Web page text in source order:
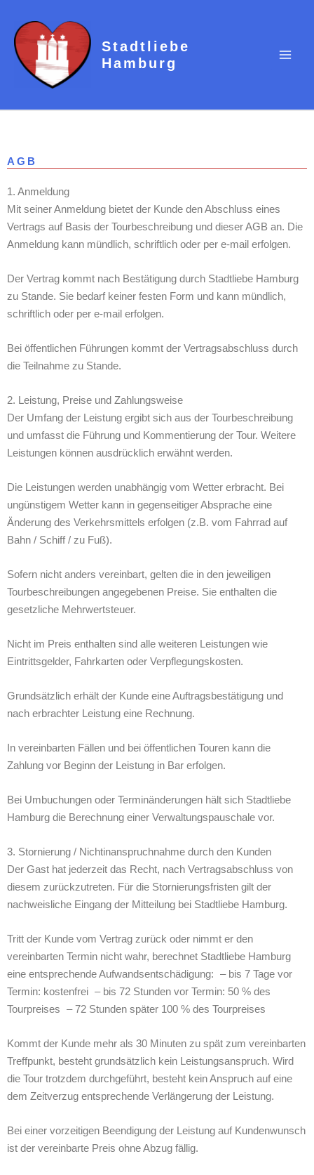
Inhalt
springen
Stadtliebe
Hamburg
AGB
1. Anmeldung
Mit seiner Anmeldung bietet der Kunde den Abschluss eines
Vertrags auf Basis der Tourbeschreibung und dieser AGB an. Die
Anmeldung kann mündlich, schriftlich oder per e-mail erfolgen.
Der Vertrag kommt nach Bestätigung durch Stadtliebe Hamburg
zu Stande. Sie bedarf keiner festen Form und kann mündlich,
schriftlich oder per e-mail erfolgen.
Bei öffentlichen Führungen kommt der Vertragsabschluss durch
die Teilnahme zu Stande.
2. Leistung, Preise und Zahlungsweise
Der Umfang der Leistung ergibt sich aus der Tourbeschreibung
und umfasst die Führung und Kommentierung der Tour. Weitere
Leistungen können ausdrücklich erwähnt werden.
Die Leistungen werden unabhängig vom Wetter erbracht. Bei
ungünstigem Wetter kann in gegenseitiger Absprache eine
Änderung des Verkehrsmittels erfolgen (z.B. vom Fahrrad auf
Bahn / Schiff / zu Fuß).
Sofern nicht anders vereinbart, gelten die in den jeweiligen
Tourbeschreibungen angegebenen Preise. Sie enthalten die
gesetzliche Mehrwertsteuer.
Nicht im Preis enthalten sind alle weiteren Leistungen wie
Eintrittsgelder, Fahrkarten oder Verpflegungskosten.
Grundsätzlich erhält der Kunde eine Auftragsbestätigung und
nach erbrachter Leistung eine Rechnung.
In vereinbarten Fällen und bei öffentlichen Touren kann die
Zahlung vor Beginn der Leistung in Bar erfolgen.
Bei Umbuchungen oder Terminänderungen hält sich Stadtliebe
Hamburg die Berechnung einer Verwaltungspauschale vor.
3. Stornierung / Nichtinanspruchnahme durch den Kunden
Der Gast hat jederzeit das Recht, nach Vertragsabschluss von
diesem zurückzutreten. Für die Stornierungsfristen gilt der
nachweisliche Eingang der Mitteilung bei Stadtliebe Hamburg.
Tritt der Kunde vom Vertrag zurück oder nimmt er den
vereinbarten Termin nicht wahr, berechnet Stadtliebe Hamburg
eine entsprechende Aufwandsentschädigung: – bis 7 Tage vor
Termin: kostenfrei – bis 72 Stunden vor Termin: 50 % des
Tourpreises – 72 Stunden später 100 % des Tourpreises
Kommt der Kunde mehr als 30 Minuten zu spät zum vereinbarten
Treffpunkt, besteht grundsätzlich kein Leistungsanspruch. Wird
die Tour trotzdem durchgeführt, besteht kein Anspruch auf eine
dem Zeitverzug entsprechende Verlängerung der Leistung.
Bei einer vorzeitigen Beendigung der Leistung auf Kundenwunsch
ist der vereinbarte Preis ohne Abzug fällig.